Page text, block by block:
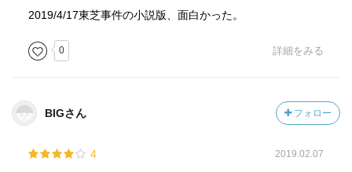
2019/4/17東芝事件の小説版、面白かった。
0 詳細をみる
BIGさん フォロー
4 2019.02.07